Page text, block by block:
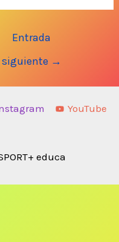
Entrada
siguiente →
YouTube
educa